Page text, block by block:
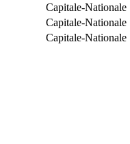
Capitale-Nationale
Capitale-Nationale
Capitale-Nationale